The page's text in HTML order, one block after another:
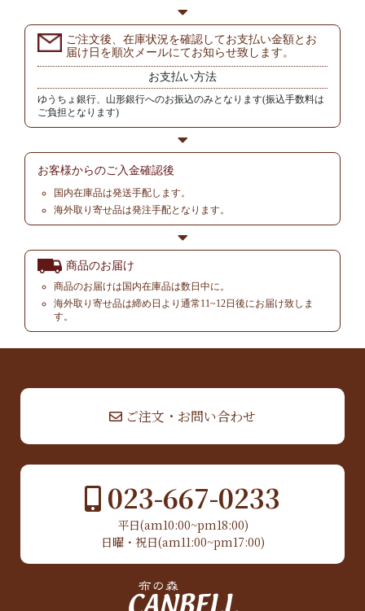
ご注文後、在庫状況を確認してお支払い金額とお
届け日を順次メールにてお知らせ致します。
お支払い方法
ゆうちょ銀行、山形銀行へのお振込のみとなります(振込手数料は
ご負担となります)
お客様からのご入金確認後
国内在庫品は発送手配します。
海外取り寄せ品は発注手配となります。
商品のお届け
商品のお届けは国内在庫品は数日中に。
海外取り寄せ品は締め日より通常11~12日後にお届け致しま
す。
ご注文・お問い合わせ
023-667-0233
平日(am10:00~pm18:00)
日曜・祝日(am11:00~pm17:00)